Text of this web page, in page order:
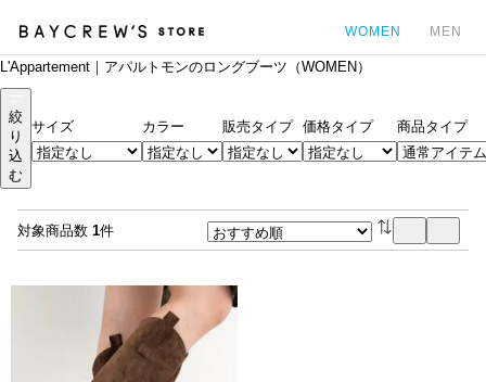
WOMEN MEN
L'Appartement｜アパルトモンのロングブーツ（WOMEN）
絞
り
込
む
サイズ カラー 販売タイプ 価格タイプ 商品タイプ
対象商品数 1件